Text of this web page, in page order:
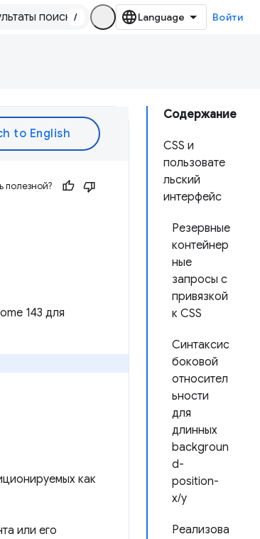
/ Войти
Содержание
CSS и
пользовате
льский
интерфейс
Резервные
контейнер
ные
запросы с
привязкой
к CSS
Синтаксис
боковой
относител
ьности
для
длинных
backgroun
d-
position-
x/y
Реализова
полезной?
143 для
как
или его